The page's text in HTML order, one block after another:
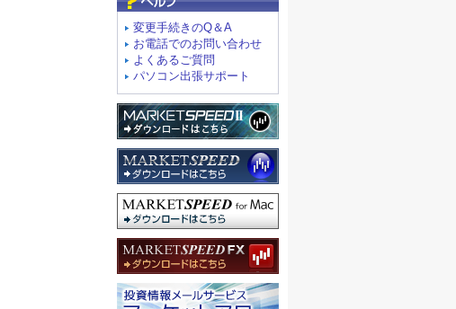
変更手続きのQ＆A
お電話でのお問い合わせ
よくあるご質問
パソコン出張サポート